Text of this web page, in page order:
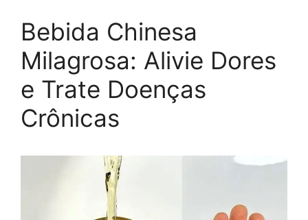
Bebida Chinesa
Milagrosa: Alivie Dores
e Trate Doenças
Crônicas